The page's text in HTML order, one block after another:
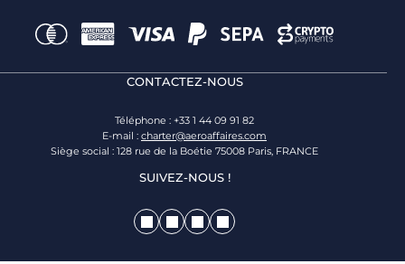
CONTACTEZ-NOUS
Téléphone : +33 1 44 09 91 82
E-mail : charter@aeroaffaires.com
Siège social : 128 rue de la Boétie 75008 Paris, FRANCE
SUIVEZ-NOUS !